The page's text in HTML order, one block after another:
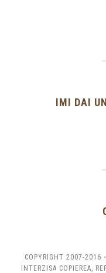
IMI DAI
COPYRIGHT 2007-2016
INTERZISA COPIEREA,